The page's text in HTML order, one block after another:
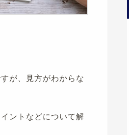
が、見方がわからな
ントなどについて解